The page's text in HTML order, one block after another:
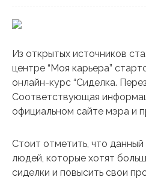
Из открытых источников
центре “Моя карьера”
онлайн-курс “Сиделка.
Соответствующая
официальном сайте мэра и
Стоит отметить, что
людей, которые хотят
сиделки и повысить свои